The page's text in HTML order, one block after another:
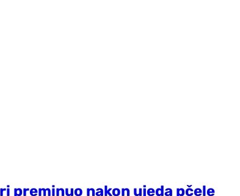
preminuo nakon ujeda pčele